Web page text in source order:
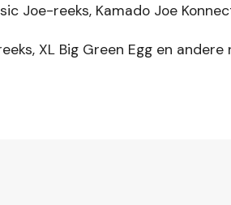
Joe-reeks, Kamado Joe
XL Big Green Egg en andere